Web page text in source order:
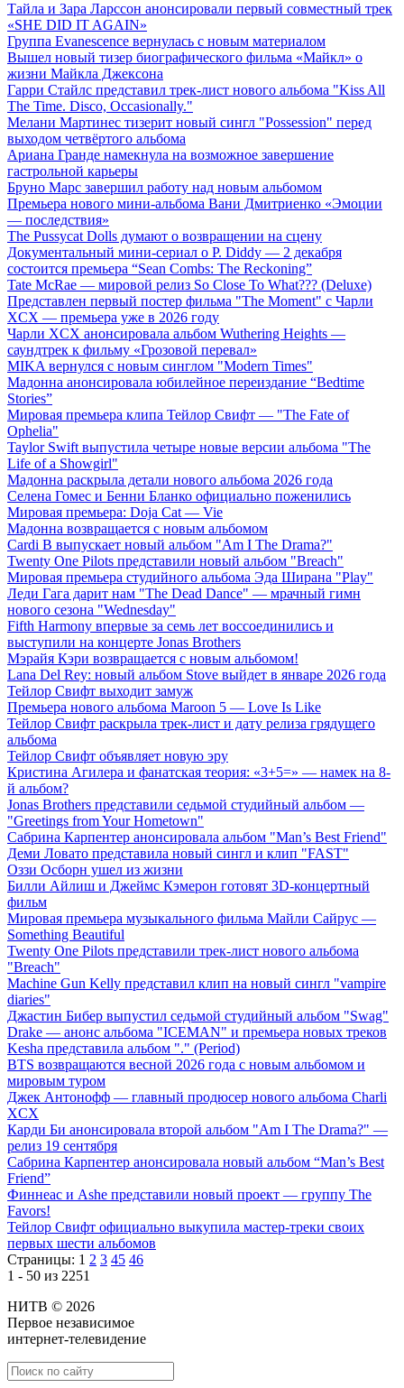
Тайла и Зара Ларссон анонсировали первый совместный трек
«SHE DID IT AGAIN»
Группа Evanescence вернулась с новым материалом
Вышел новый тизер биографического фильма «Майкл» о
жизни Майкла Джексона
Гарри Стайлс представил трек-лист нового альбома "Kiss All
The Time. Disco, Occasionally."
Мелани Мартинес тизерит новый сингл "Possession" перед
выходом четвёртого альбома
Ариана Гранде намекнула на возможное завершение
гастрольной карьеры
Бруно Марс завершил работу над новым альбомом
Премьера нового мини-альбома Вани Дмитриенко «Эмоции
— последствия»
The Pussycat Dolls думают о возвращении на сцену
Документальный мини-сериал о P. Diddy — 2 декабря
состоится премьера “Sean Combs: The Reckoning”
Tate McRae — мировой релиз So Close To What??? (Deluxe)
Представлен первый постер фильма "The Moment" с Чарли
XCX — премьера уже в 2026 году
Чарли XCX анонсировала альбом Wuthering Heights —
саундтрек к фильму «Грозовой перевал»
MIKA вернулся с новым синглом "Modern Times"
Мадонна анонсировала юбилейное переиздание “Bedtime
Stories”
Мировая премьера клипа Тейлор Свифт — "The Fate of
Ophelia"
Taylor Swift выпустила четыре новые версии альбома "The
Life of a Showgirl"
Мадонна раскрыла детали нового альбома 2026 года
Селена Гомес и Бенни Бланко официально поженились
Мировая премьера: Doja Cat — Vie
Мадонна возвращается с новым альбомом
Cardi B выпускает новый альбом "Am I The Drama?"
Twenty One Pilots представили новый альбом "Breach"
Мировая премьера студийного альбома Эда Ширана "Play"
Леди Гага дарит нам "The Dead Dance" — мрачный гимн
нового сезона "Wednesday"
Fifth Harmony впервые за семь лет воссоединились и
выступили на концерте Jonas Brothers
Мэрайя Кэри возвращается с новым альбомом!
Lana Del Rey: новый альбом Stove выйдет в январе 2026 года
Тейлор Свифт выходит замуж
Премьера нового альбома Maroon 5 — Love Is Like
Тейлор Свифт раскрыла трек-лист и дату релиза грядущего
альбома
Тейлор Свифт объявляет новую эру
Кристина Агилера и фанатская теория: «3+5=» — намек на 8-
й альбом?
Jonas Brothers представили седьмой студийный альбом —
"Greetings from Your Hometown"
Сабрина Карпентер анонсировала альбом "Man’s Best Friend"
Деми Ловато представила новый сингл и клип "FAST"
Оззи Осборн ушел из жизни
Билли Айлиш и Джеймс Кэмерон готовят 3D-концертный
фильм
Мировая премьера музыкального фильма Майли Сайрус —
Something Beautiful
Twenty One Pilots представили трек-лист нового альбома
"Breach"
Machine Gun Kelly представил клип на новый сингл "vampire
diaries"
Джастин Бибер выпустил седьмой студийный альбом "Swag"
Drake — анонс альбома "ICEMAN" и премьера новых треков
Kesha представила альбом "." (Period)
BTS возвращаются весной 2026 года с новым альбомом и
мировым туром
Джек Антонофф — главный продюсер нового альбома Charli
XCX
Карди Би анонсировала второй альбом "Am I The Drama?" —
релиз 19 сентября
Сабрина Карпентер анонсировала новый альбом “Man’s Best
Friend”
Финнеас и Ashe представили новый проект — группу The
Favors!
Тейлор Свифт официально выкупила мастер-треки своих
первых шести альбомов
Страницы: 1 2 3 45 46
1 - 50 из 2251
НИТВ © 2026
Первое независимое
интернет-телевидение